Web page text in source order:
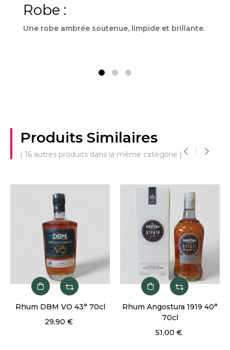
Robe :
Une robe ambrée soutenue, limpide et brillante.
Produits Similaires
( 16 autres produits dans la même catégorie )
Rhum DBM VO 43° 70cl
29,90 €
Rhum Angostura 1919 40°
70cl
51,00 €